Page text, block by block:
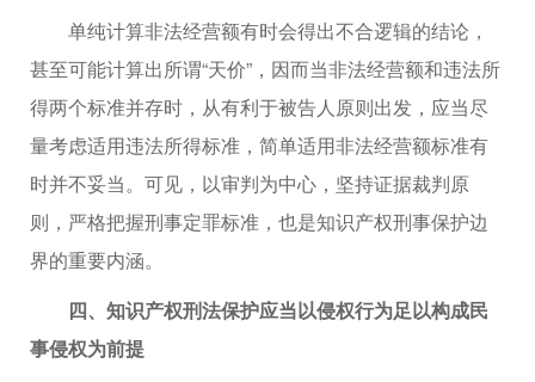
单纯计算非法经营额有时会得出不合逻辑的结论，
甚至可能计算出所谓“天价”，因而当非法经营额和违法所
得两个标准并存时，从有利于被告人原则出发，应当尽
量考虑适用违法所得标准，简单适用非法经营额标准有
时并不妥当。可见，以审判为中心，坚持证据裁判原
则，严格把握刑事定罪标准，也是知识产权刑事保护边
界的重要内涵。
四、知识产权刑法保护应当以侵权行为足以构成民
事侵权为前提